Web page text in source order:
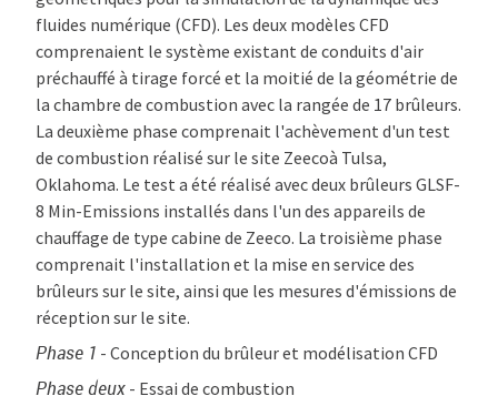
fluides numérique (CFD). Les deux modèles CFD
comprenaient le système existant de conduits d'air
préchauffé à tirage forcé et la moitié de la géométrie de
la chambre de combustion avec la rangée de 17 brûleurs.
La deuxième phase comprenait l'achèvement d'un test
de combustion réalisé sur le site Zeecoà Tulsa,
Oklahoma. Le test a été réalisé avec deux brûleurs GLSF-
8 Min-Emissions installés dans l'un des appareils de
chauffage de type cabine de Zeeco. La troisième phase
comprenait l'installation et la mise en service des
brûleurs sur le site, ainsi que les mesures d'émissions de
réception sur le site.
Phase 1 - Conception du brûleur et modélisation CFD
Phase deux - Essai de combustion